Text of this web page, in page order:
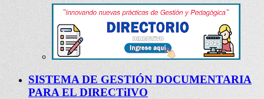
SISTEMA DE GESTIÓN DOCUMENTARIA
PARA EL DIRECTiIVO